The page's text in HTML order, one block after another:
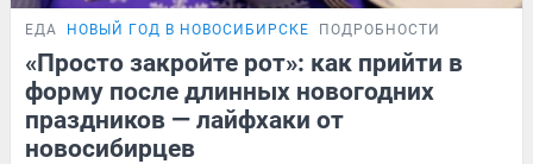
ЕДА НОВЫЙ ГОД В НОВОСИБИРСКЕ ПОДРОБНОСТИ
«Просто закройте рот»: как прийти в
форму после длинных новогодних
праздников — лайфхаки от
новосибирцев